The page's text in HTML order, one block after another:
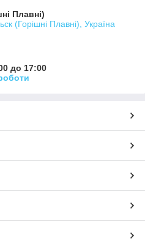
Плавні)
(Горішні Плавні), Україна
до 17:00